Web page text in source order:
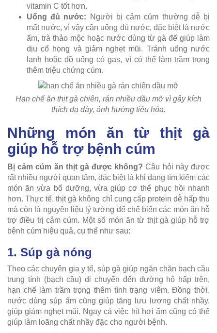
vitamin C tốt hơn.
Uống đủ nước:
Người bị cảm cúm thường dễ bị
mất nước, vì vậy cần uống đủ nước, đặc biệt là nước
ấm, trà thảo mộc hoặc nước dùng từ gà để giúp làm
dịu cổ họng và giảm nghẹt mũi. Tránh uống nước
lạnh hoặc đồ uống có gas, vì có thể làm trầm trọng
thêm triệu chứng cúm.
Hạn chế ăn thịt gà chiên, rán nhiều dầu mỡ vì gây kích
thích dạ dày, ảnh hưởng tiêu hóa.
Những món ăn từ thịt gà
giúp hỗ trợ bệnh cúm
Bị cảm cúm ăn thịt gà được không? Câu hỏi này được
rất nhiều người quan tâm, đặc biệt là khi đang tìm kiếm các
món ăn vừa bổ dưỡng, vừa giúp cơ thể phục hồi nhanh
hơn. Thực tế, thịt gà không chỉ cung cấp protein dễ hấp thu
mà còn là nguyên liệu lý tưởng để chế biến các món ăn hỗ
trợ điều trị cảm cúm. Một số món ăn từ thịt gà giúp hỗ trợ
bệnh cúm hiệu quả, cụ thể như sau:
1. Súp gà nóng
Theo các chuyên gia y tế, súp gà giúp ngăn chặn bạch cầu
trung tính (bạch cầu) di chuyển đến đường hô hấp trên,
hạn chế làm trầm trọng thêm tình trạng viêm. Đồng thời,
nước dùng súp ấm cũng giúp tăng lưu lượng chất nhầy,
giúp giảm nghẹt mũi. Ngay cả việc hít hơi ấm cũng có thể
giúp làm loãng chất nhầy đặc cho người bệnh.